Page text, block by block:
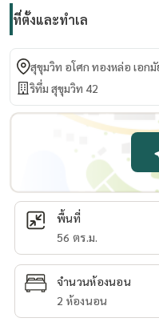
ที่ตั้งและทำเล
สุขุมวิท อโศก ทองหล่อ เอก
ริทึ่ม สุขุมวิท 42
พื้นที่
56 ตร.ม.
จำนวนห้องนอน
2 ห้องนอน